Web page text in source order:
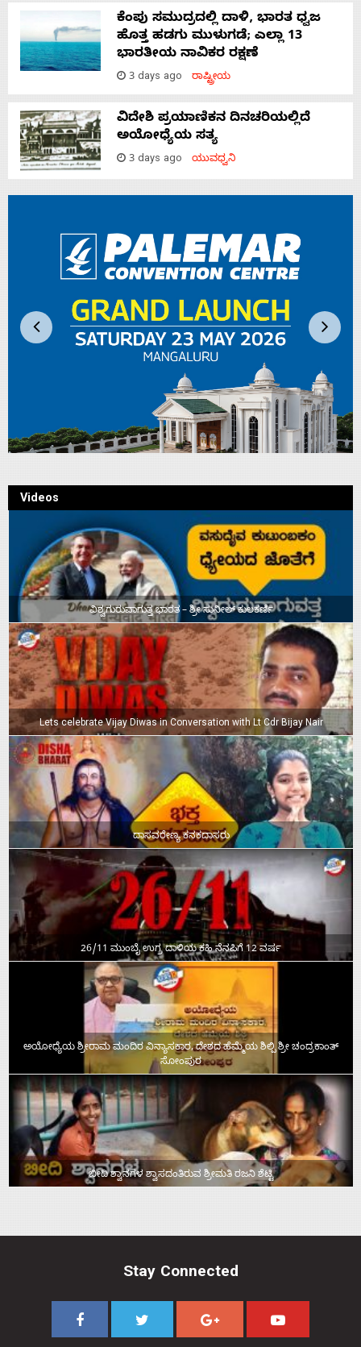
ಕೆಂಪು ಸಮುದ್ರದಲ್ಲಿ ದಾಳಿ, ಭಾರತ ಧ್ವಜ
ಹೊತ್ತ ಹಡಗು ಮುಳುಗಡೆ; ಎಲ್ಲಾ 13
ಭಾರತೀಯ ನಾವಿಕರ ರಕ್ಷಣೆ
3 days ago ರಾಷ್ಟ್ರೀಯ
ವಿದೇಶಿ ಪ್ರಯಾಣಿಕನ ದಿನಚರಿಯಲ್ಲಿದೆ
ಅಯೋಧ್ಯೆಯ ಸತ್ಯ
3 days ago ಯುವಧ್ವನಿ
Videos
ವಿಶ್ವಗುರುವಾಗುತ್ತ ಭಾರತ – ಶ್ರೀ ಸುನೀಲ್‌ ಕುಲಕರ್ಣಿ
Lets celebrate Vijay Diwas in Conversation with Lt Cdr Bijay Nair
ದಾಸವರೇಣ್ಯ ಕನಕದಾಸರು
26/11 ಮುಂಬೈ ಉಗ್ರ ದಾಳಿಯ ಕಹಿ ನೆನಪಿಗೆ 12 ವರ್ಷ
ಅಯೋಧ್ಯೆಯ ಶ್ರೀರಾಮ ಮಂದಿರ ವಿನ್ಯಾಸಕಾರ, ದೇಶದ ಹೆಮ್ಮೆಯ ಶಿಲ್ಪಿ ಶ್ರೀ ಚಂದ್ರಕಾಂತ್‌
ಸೋಂಪುರ
ಬೀದಿ ಶ್ವಾನಗಳ ಶ್ವಾಸದಂತಿರುವ ಶ್ರೀಮತಿ ರಜನಿ ಶೆಟ್ಟಿ
Stay Connected